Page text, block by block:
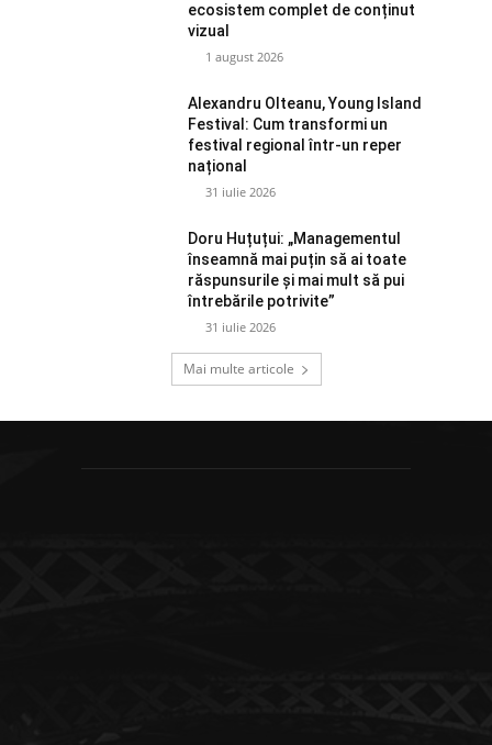
ecosistem complet de conținut
vizual
1 august 2026
Alexandru Olteanu, Young Island
Festival: Cum transformi un
festival regional într-un reper
național
31 iulie 2026
Doru Huțuțui: „Managementul
înseamnă mai puțin să ai toate
răspunsurile și mai mult să pui
întrebările potrivite”
31 iulie 2026
Mai multe articole